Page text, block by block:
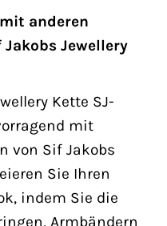
anderen
Jewellery
Kette SJ-
mit
von Sif Jakobs
Sie Ihren
indem Sie die
Armbändern